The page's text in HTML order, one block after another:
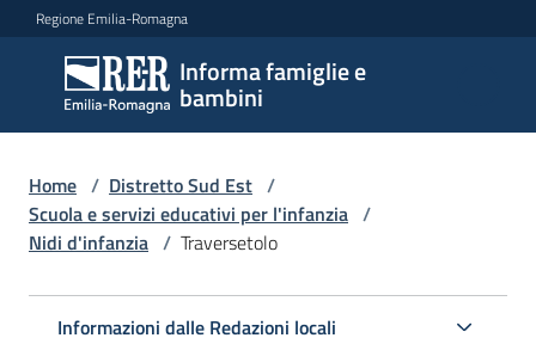
Vai al contenuto
Vai alla navigazione
Vai al footer
Regione Emilia-Romagna
Informa famiglie e
bambini
Informa
famiglie
e
bambini
Home / Distretto Sud Est /
Scuola e servizi educativi per l'infanzia /
Nidi d'infanzia / Traversetolo
Informazioni dalle Redazioni locali